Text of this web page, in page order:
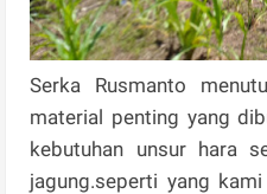
Serka Rusmanto
material penting yang
kebutuhan unsur hara
jagung.seperti yang